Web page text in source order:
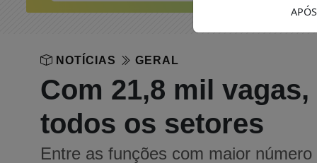
NOTÍCIAS GERAL
Com 21,8 mil
todos os setores
Entre as funções com maior